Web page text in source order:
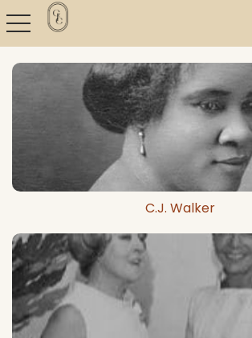
toggle navigation
C.J. Walker